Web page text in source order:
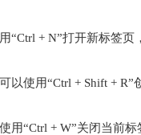
+ N”打开新标签页
使用“Ctrl + Shift +
“Ctrl + W”关闭当前标